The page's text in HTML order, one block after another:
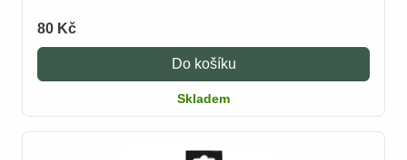
80 Kč
Do košíku
Skladem